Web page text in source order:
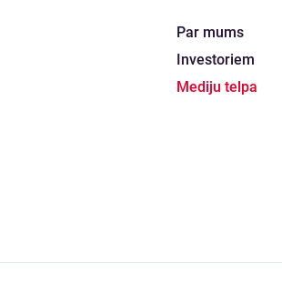
Par mums
Investoriem
Mediju telpa